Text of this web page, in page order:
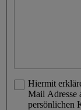
Hiermit
Mail Adresse
persönlichen